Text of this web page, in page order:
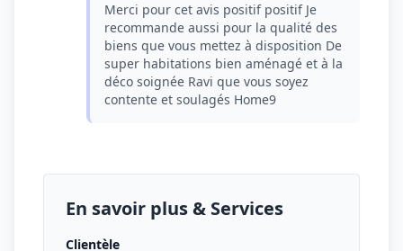
Merci pour cet avis positif positif Je
recommande aussi pour la qualité des
biens que vous mettez à disposition De
super habitations bien aménagé et à la
déco soignée Ravi que vous soyez
contente et soulagés Home9
En savoir plus & Services
Clientèle